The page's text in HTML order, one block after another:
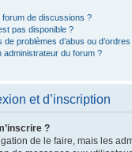
forum de discussions ?
pas disponible ?
problèmes d’abus ou
administrateur du forum ?
et d’inscription
?
de le faire, mais les